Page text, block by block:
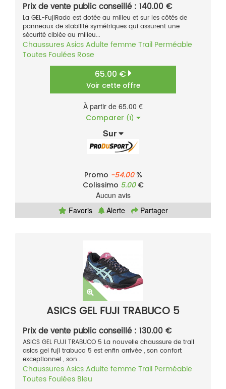
Prix de vente public conseillé : 140.00 €
La GEL-FujiRado est dotée au milieu et sur les côtés de
panneaux de stabilité symétriques qui assurent une
sécurité ciblée au milieu...
ChaussuresAsicsAdulte femme Trail Perméable
Toutes Foulées Rose
65.00 €
Voir cette offre
À partir de 65.00 €
Comparer (1)
Sur
Promo -54.00%
Colissimo 5.00€
Aucun avis
Favoris
Alerte Partager
ASICS GEL FUJI TRABUCO 5
Prix de vente public conseillé : 130.00 €
ASICS GEL FUJI TRABUCO 5 La nouvelle chaussure de trail
asics gel fuji trabuco 5 est enfin arrivée , son confort
exceptionnel , son...
ChaussuresAsicsAdulte femme Trail Perméable
Toutes Foulées Bleu